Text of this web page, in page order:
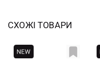
СХОЖІ ТОВАРИ